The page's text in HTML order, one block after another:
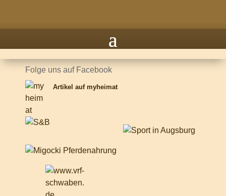
Folge uns auf Facebook
Artikel auf myheimat